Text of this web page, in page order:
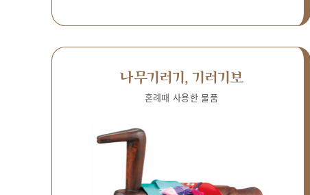
나무기러기, 기러기보
혼례때 사용한 물품